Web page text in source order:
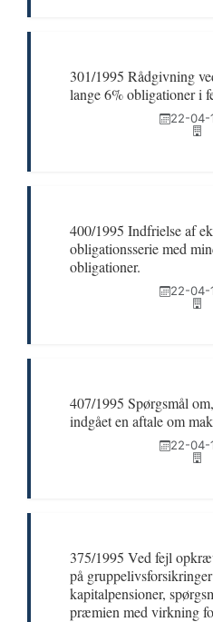
301/1995 Rådgivning
lange 6% obligationer i
22-04-
400/1995 Indfrielse af
obligationsserie med
obligationer.
22-04-
407/1995 Spørgsmål
indgået en aftale om
22-04-
375/1995 Ved fejl
på
kapitalpensioner,
præmien med virkning